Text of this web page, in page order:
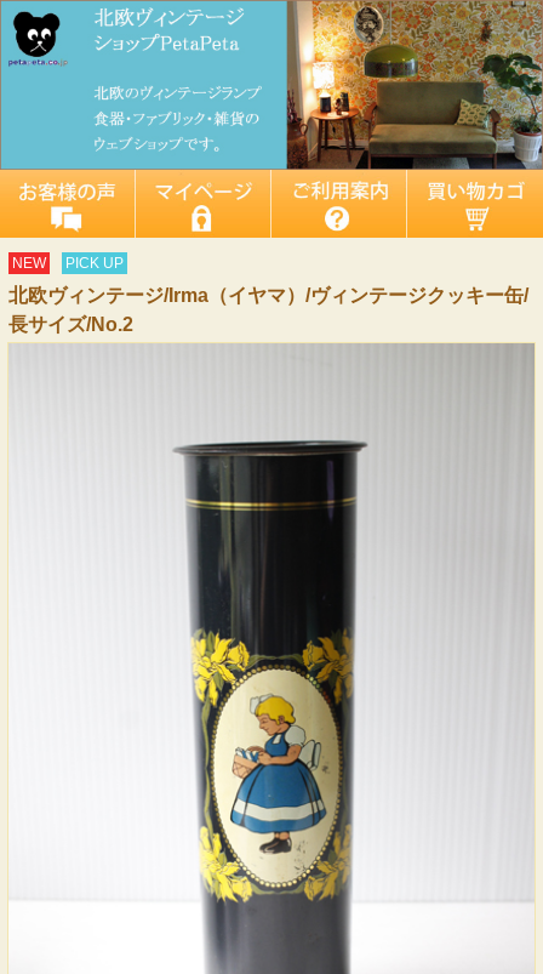
NEW PICK UP
北欧ヴィンテージ/Irma（イヤマ）/ヴィンテージクッキー缶/
長サイズ/No.2